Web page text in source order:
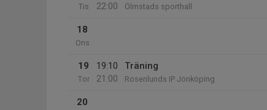
Tis
22:00
Ölmstads sporthall
18
Ons
19
Tor
19:10
21:00
Träning
Rosenlunds IP Jönköping
20